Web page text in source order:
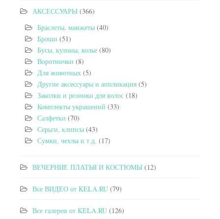
АКСЕССУАРЫ (366)
Браслеты, манжеты (40)
Броши (51)
Бусы, кулоны, колье (80)
Воротнички (8)
Для животных (5)
Другие аксессуары и аппликация (5)
Заколки и резинки для волос (18)
Комплекты украшений (33)
Салфетки (70)
Серьги, клипсы (43)
Сумки, чехлы и т.д. (17)
ВЕЧЕРНИЕ ПЛАТЬЯ И КОСТЮМЫ (12)
Все ВИДЕО от KELA.RU (79)
Все галереи от KELA.RU (126)